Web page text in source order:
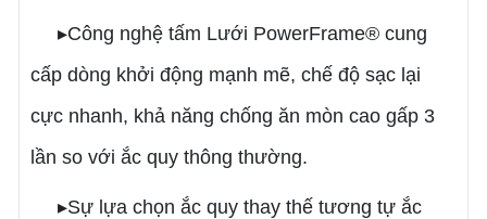
▸Công nghệ tấm Lưới PowerFrame® cung
cấp dòng khởi động mạnh mẽ, chế độ sạc lại
cực nhanh, khả năng chống ăn mòn cao gấp 3
lần so với ắc quy thông thường.
▸Sự lựa chọn ắc quy thay thế tương tự ắc